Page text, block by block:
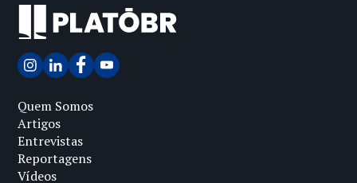
Quem Somos
Artigos
Entrevistas
Reportagens
Vídeos